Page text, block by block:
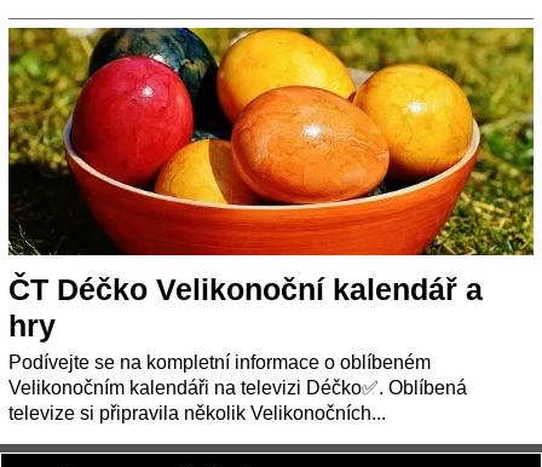
ČT Déčko Velikonoční kalendář a
hry
Podívejte se na kompletní informace o oblíbeném
Velikonočním kalendáři na televizi Déčko✅. Oblíbená
televize si připravila několik Velikonočních...